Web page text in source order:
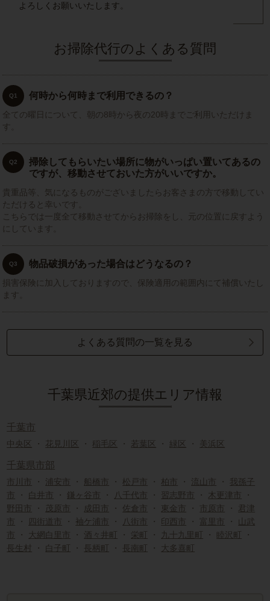
よろしくお願いいたします。
お掃除代行のよくある質問
Q1 何時から何時まで利用できるの？
全ての曜日について、朝の8時から夜の20時までご利用いただけま
す。
Q2
掃除してもらいたい場所に物がいっぱい置いてあるの
ですが、移動させておいた方がいいですか。
貴重品等、気になるものがございましたらお客さまの方で移動してい
ただけると幸いです。
こちらでは一度全て移動させてからお掃除をし、元の位置に戻すよう
にしています。
Q3 物品破損があった場合はどうなるの？
損害保険に加入しておりますので、保険適用の範囲内にて補償いたし
ます。
よくある質問の一覧を見る
千葉県近郊の提供エリア情報
千葉市
中央区 ・ 花見川区 ・ 稲毛区 ・ 若葉区 ・ 緑区 ・ 美浜区
千葉県市部
・ 浦安市 ・ 船橋市 ・ 松戸市 ・柏市 ・ 流山市 ・ 我孫子
・ 白井市 ・ 鎌ヶ谷市 ・ 八千代市 ・ 習志野市 ・ 木更津市
・
野田市
・ 茂原市 ・ 成田市 ・ 佐倉市 ・ 東金市 ・ 市原市 ・
君津
・ 四街道市 ・ 袖ケ浦市 ・ 八街市 ・ 印西市 ・ 富里市 ・ 山武
・ 大網白里市 ・ 酒々井町 ・ 栄町 ・ 九十九里町 ・ 睦沢町 ・
長生村
・ 白子町 ・ 長柄町 ・ 長南町 ・ 大多喜町